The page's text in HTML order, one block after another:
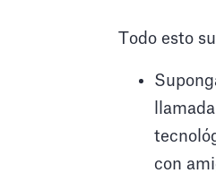
Todo esto
con